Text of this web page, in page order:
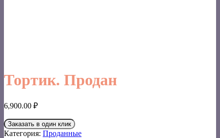
Тортик. Продан
6,900.00 ₽
Заказать в один клик
Категория: Проданные